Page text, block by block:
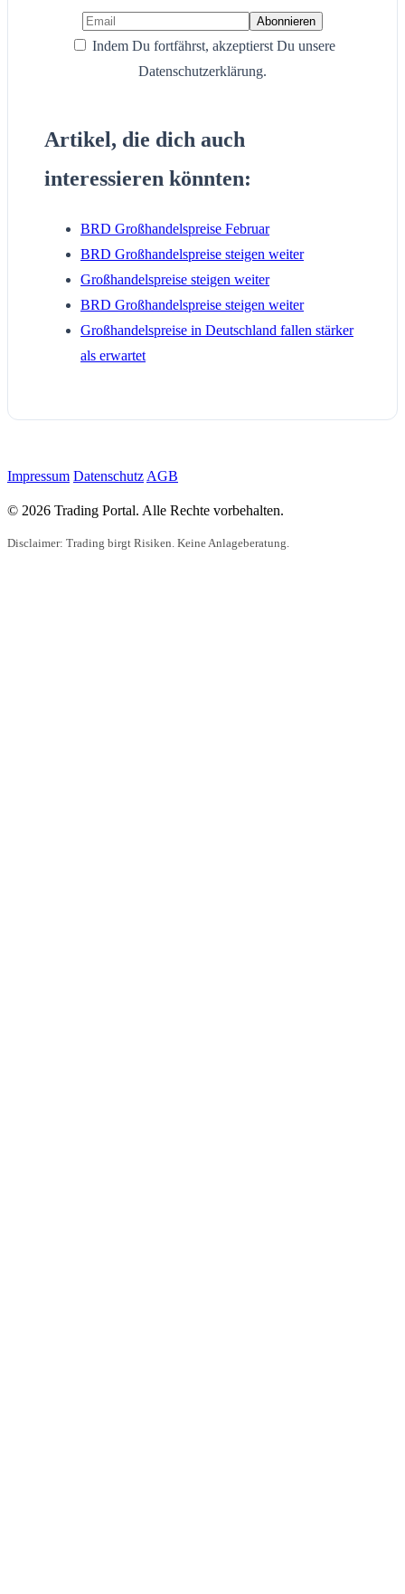
Indem Du fortfährst, akzeptierst Du unsere
Datenschutzerklärung.
Artikel, die dich auch
interessieren könnten:
BRD Großhandelspreise Februar
BRD Großhandelspreise steigen weiter
Großhandelspreise steigen weiter
BRD Großhandelspreise steigen weiter
Großhandelspreise in Deutschland fallen stärker
als erwartet
Impressum Datenschutz AGB
© 2026 Trading Portal. Alle Rechte vorbehalten.
Disclaimer: Trading birgt Risiken. Keine Anlageberatung.